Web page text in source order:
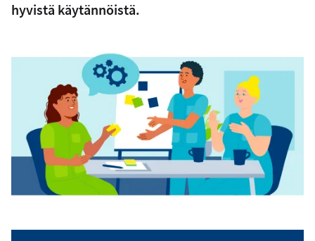
hyvistä käytännöistä.